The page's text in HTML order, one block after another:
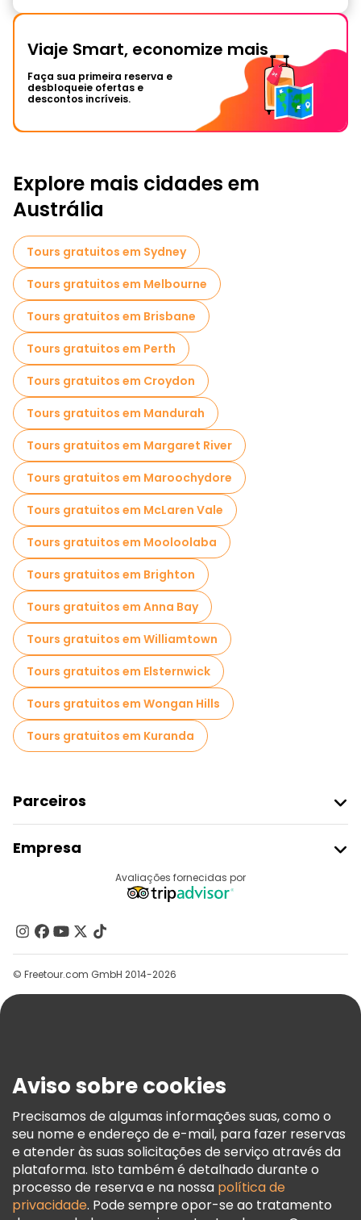
Viaje Smart, economize mais
Faça sua primeira reserva e
desbloqueie ofertas e
descontos incríveis.
Explore mais cidades em
Austrália
Tours gratuitos em Sydney
Tours gratuitos em Melbourne
Tours gratuitos em Brisbane
Tours gratuitos em Perth
Tours gratuitos em Croydon
Tours gratuitos em Mandurah
Tours gratuitos em Margaret River
Tours gratuitos em Maroochydore
Tours gratuitos em McLaren Vale
Tours gratuitos em Mooloolaba
Tours gratuitos em Brighton
Tours gratuitos em Anna Bay
Tours gratuitos em Williamtown
Tours gratuitos em Elsternwick
Tours gratuitos em Wongan Hills
Tours gratuitos em Kuranda
Parceiros
Registo Do Fornecedor
Programa De Afiliados
Empresa
Contacte-Nos
Grupos
Ajuda
Termos E Informações Legais
Política De Cookies
Freetour Prémios
Programa De Fidelidade
Avaliações fornecidas por
© Freetour.com GmbH 2014-2026
Aviso sobre cookies
Precisamos de algumas informações suas, como o
seu nome e endereço de e-mail, para fazer reservas
e atender às suas solicitações de serviço através da
plataforma. Isto também é detalhado durante o
processo de reserva e na nossa política de
privacidade. Pode sempre opor-se ao tratamento